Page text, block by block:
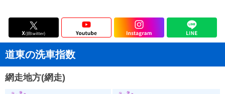
道東の洗車指数
網走地方(網走)